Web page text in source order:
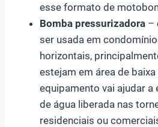
esse formato de
Bomba pressurizadora –
ser usada em
horizontais,
estejam em área de
equipamento vai ajudar a
de água liberada nas
residenciais ou